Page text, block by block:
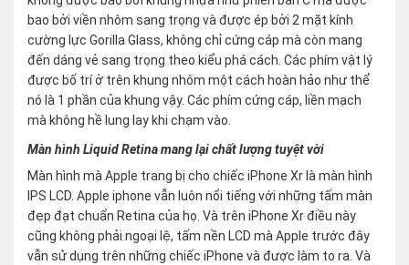
bao bởi viền nhôm sang trọng và được ép bởi 2 mặt kính
cường lực Gorilla Glass, không chỉ cứng cáp mà còn mang
đến dáng vẻ sang trọng theo kiểu phá cách. Các phím vật lý
được bố trí ở trên khung nhôm một cách hoàn hảo như thể
nó là 1 phần của khung vậy. Các phím cứng cáp, liền mạch
mà không hề lung lay khi chạm vào.
Màn hình Liquid Retina mang lại chất lượng tuyệt vời
Màn hình mà Apple trang bị cho chiếc iPhone Xr là màn hình
IPS LCD. Apple iphone vẫn luôn nổi tiếng với những tấm màn
đẹp đạt chuẩn Retina của họ. Và trên iPhone Xr điều này
cũng không phải ngoại lệ, tấm nền LCD mà Apple trước đây
vẫn sử dụng trên những chiếc iPhone và được làm to ra. Và